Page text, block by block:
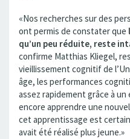
«Nos recherches sur des
ont permis de constater que
qu’un peu réduite, reste
confirme Matthias Kliegel,
vieillissement cognitif de
âge, les performances
assez rapidement grâce à
encore apprendre une
cet apprentissage est
avait été réalisé plus jeune.»